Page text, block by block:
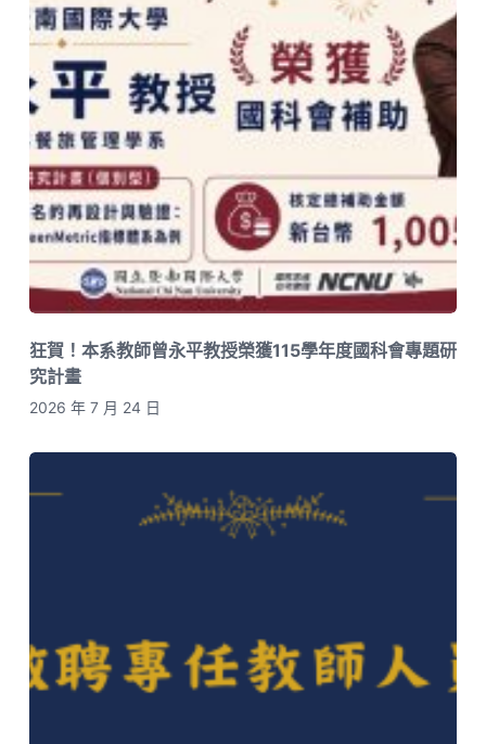
狂賀！本系教師曾永平教授榮獲115學年度國科會專題研
究計畫
2026 年 7 月 24 日